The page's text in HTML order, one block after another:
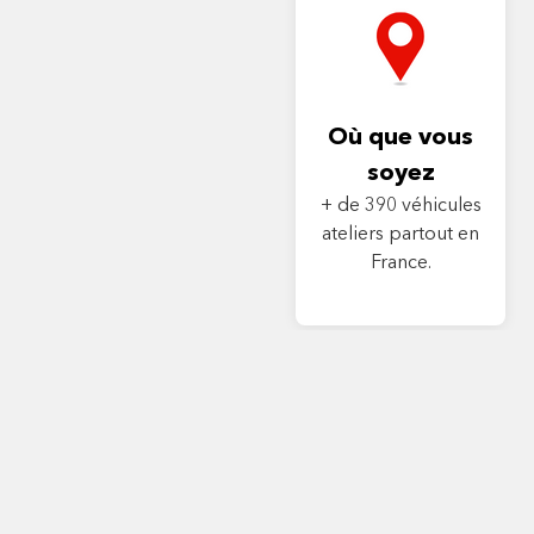
Où que vous
soyez
+ de 390 véhicules
ateliers partout en
France.